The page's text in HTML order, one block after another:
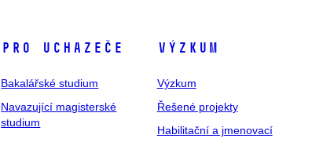
Pro uchazeče
Bakalářské studium
Navazující magisterské
studium
Výzkum
Výzkum
Řešené projekty
Habilitační a jmenovací